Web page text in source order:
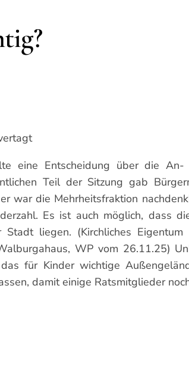
eine Entscheidung über die An-
Teil der Sitzung gab
war die Mehrheitsfraktion
Es ist auch möglich, dass
liegen. (Kirchliches
WP vom 26.11.25)
für Kinder wichtige
damit einige Ratsmitglieder